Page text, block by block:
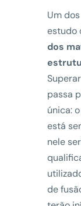
Um
estudo
dos
passa
única:
está
nele
de